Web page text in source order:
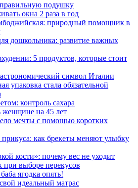
подушку
окна 2 раза в год
природный помощник в
дошкольника: развитие важных
5 продуктов, которые стоит
символ Италии
упаковка стала обязательной
контроль сахара
женщине на 45 лет
мечты с помощью коротких
как брекеты меняют улыбку
кости»: почему вес не уходит
выборе перекусов
ягодка опять!
идеальный матрас